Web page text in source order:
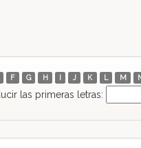
F G H I J K L M
las primeras letras: